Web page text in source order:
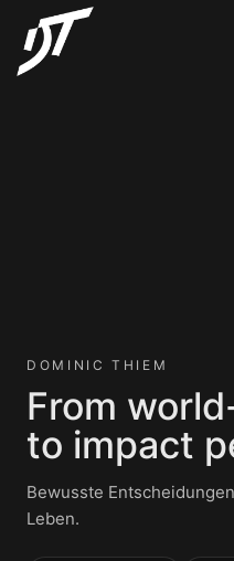
DOMINIC THIEM
From
to impact
Bewusste
Leben.